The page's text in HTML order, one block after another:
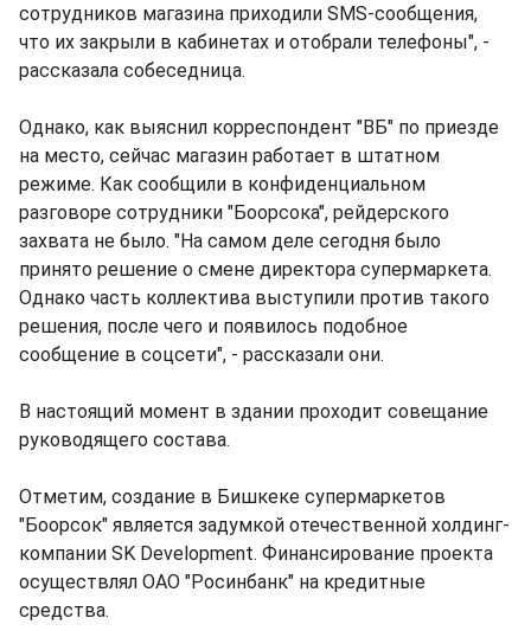
сотрудников магазина приходили SMS-сообщения,
что их закрыли в кабинетах и отобрали телефоны", -
рассказала собеседница.
Однако, как выяснил корреспондент "ВБ" по приезде
на место, сейчас магазин работает в штатном
режиме. Как сообщили в конфиденциальном
разговоре сотрудники "Боорсока", рейдерского
захвата не было. "На самом деле сегодня было
принято решение о смене директора супермаркета.
Однако часть коллектива выступили против такого
решения, после чего и появилось подобное
сообщение в соцсети", - рассказали они.
В настоящий момент в здании проходит совещание
руководящего состава.
Отметим, создание в Бишкеке супермаркетов
"Боорсок" является задумкой отечественной холдинг-
компании SK Development. Финансирование проекта
осуществлял ОАО "Росинбанк" на кредитные
средства.